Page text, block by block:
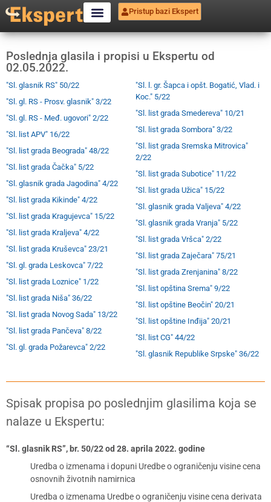
Pristup bazi Ekspert
Poslednja glasila i propisi u Ekspertu od
02.05.2022.
"Sl. glasnik RS" 50/22
"Sl. gl. RS - Prosv. glasnik" 3/22
"Sl. gl. RS - Međ. ugovori" 2/22
"Sl. list APV" 16/22
"Sl. list grada Beograda" 48/22
"Sl. list grada Čačka" 5/22
"Sl. glasnik grada Jagodina" 4/22
"Sl. list grada Kikinde" 4/22
"Sl. list grada Kragujevca" 15/22
"Sl. list grada Kraljeva" 4/22
"Sl. list grada Kruševca" 23/21
"Sl. gl. grada Leskovca" 7/22
"Sl. list grada Loznice" 1/22
"Sl. list grada Niša" 36/22
"Sl. list grada Novog Sada" 13/22
"Sl. list grada Pančeva" 8/22
"Sl. gl. grada Požarevca" 2/22
"Sl. l. gr. Šapca i opšt. Bogatić, Vlad. i
Koc." 5/22
"Sl. list grada Smedereva" 10/21
"Sl. list grada Sombora" 3/22
"Sl. list grada Sremska Mitrovica"
2/22
"Sl. list grada Subotice" 11/22
"Sl. list grada Užica" 15/22
"Sl. glasnik grada Valjeva" 4/22
"Sl. glasnik grada Vranja" 5/22
"Sl. list grada Vršca" 2/22
"Sl. list grada Zaječara" 75/21
"Sl. list grada Zrenjanina" 8/22
"Sl. list opština Srema" 9/22
"Sl. list opštine Beočin" 20/21
"Sl. list opštine Inđija" 20/21
"Sl. list CG" 44/22
"Sl. glasnik Republike Srpske" 36/22
Spisak propisa po poslednjim glasilima koja se
nalaze u Ekspertu:
“Sl. glasnik RS”, br. 50/22 od 28. aprila 2022. godine
Uredba o izmenama i dopuni Uredbe o ograničenju visine cena
osnovnih životnih namirnica
Uredba o izmenama Uredbe o ograničenju visine cena derivata